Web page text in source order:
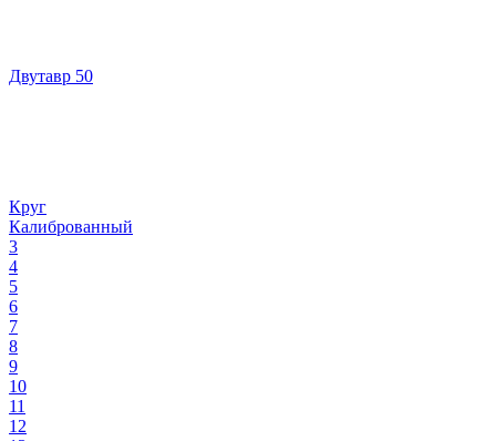
Двутавр 50
Круг
Калиброванный
3
4
5
6
7
8
9
10
11
12